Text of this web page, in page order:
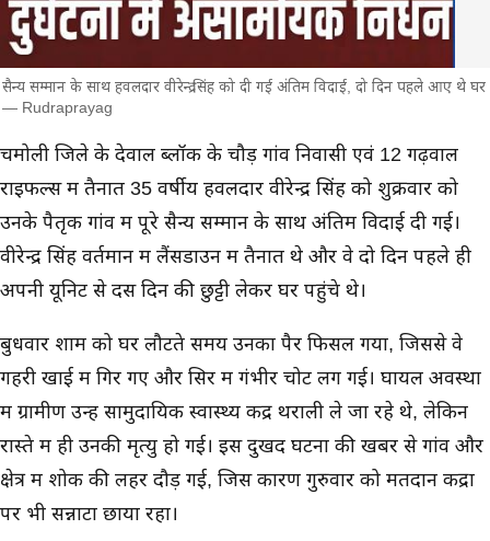
सैन्य सम्मान के साथ हवलदार वीरेन्द्र सिंह को दी गई अंतिम विदाई, दो दिन पहले आए थे घर
— Rudraprayag
मुख्य समाचार
चमोली जिले के देवाल ब्लॉक के चौड़ गांव निवासी एवं 12 गढ़वाल
राइफल्स में तैनात 35 वर्षीय हवलदार वीरेन्द्र सिंह को शुक्रवार को
उनके पैतृक गांव में पूरे सैन्य सम्मान के साथ अंतिम विदाई दी गई।
वीरेन्द्र सिंह वर्तमान में लैंसडाउन में तैनात थे और वे दो दिन पहले ही
अपनी यूनिट से दस दिन की छुट्टी लेकर घर पहुंचे थे।
बुधवार शाम को घर लौटते समय उनका पैर फिसल गया, जिससे वे
गहरी खाई में गिर गए और सिर में गंभीर चोट लग गई। घायल अवस्था
में ग्रामीण उन्हें सामुदायिक स्वास्थ्य केंद्र थराली ले जा रहे थे, लेकिन
रास्ते में ही उनकी मृत्यु हो गई। इस दुखद घटना की खबर से गांव और
क्षेत्र में शोक की लहर दौड़ गई, जिस कारण गुरुवार को मतदान केंद्रों
पर भी सन्नाटा छाया रहा।